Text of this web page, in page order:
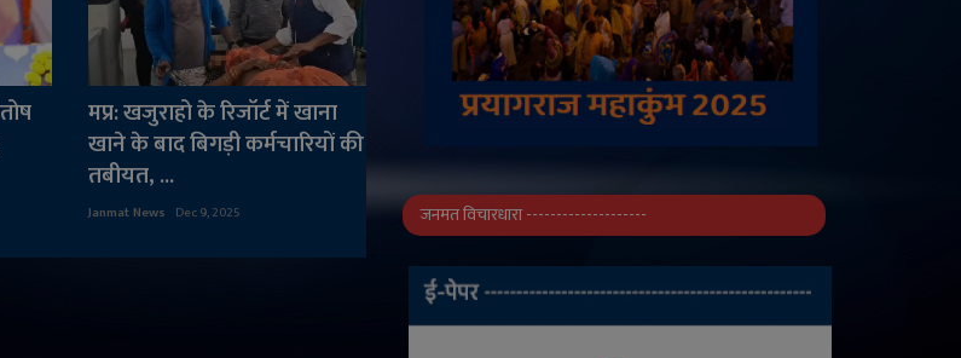
मप्र: खजुराहो के रिजॉर्ट में खाना
खाने के बाद बिगड़ी कर्मचारियों की
तबीयत, ...
Janmat News Dec 9, 2025 जनमत विचारधारा --------------------